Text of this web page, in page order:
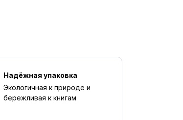
Надёжная упаковка
Экологичная к природе и
бережливая к книгам